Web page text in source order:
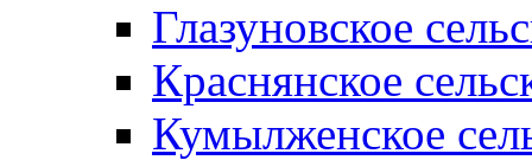
Глазуновское
Краснянское
Кумылженское